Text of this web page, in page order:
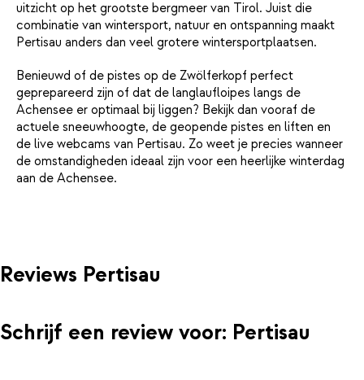
uitzicht op het grootste bergmeer van Tirol. Juist die
combinatie van wintersport, natuur en ontspanning maakt
Pertisau anders dan veel grotere wintersportplaatsen.
Benieuwd of de pistes op de Zwölferkopf perfect
geprepareerd zijn of dat de langlaufloipes langs de
Achensee er optimaal bij liggen? Bekijk dan vooraf de
actuele sneeuwhoogte, de geopende pistes en liften en
de live webcams van Pertisau. Zo weet je precies wanneer
de omstandigheden ideaal zijn voor een heerlijke winterdag
aan de Achensee.
Reviews Pertisau
Schrijf een review voor: Pertisau